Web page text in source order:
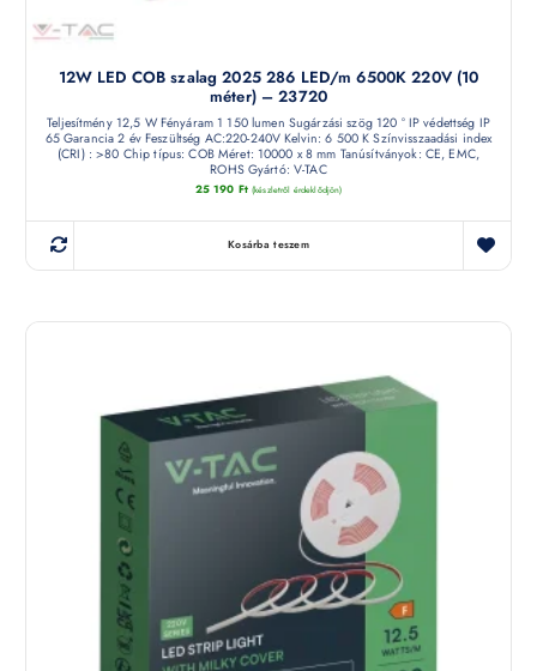
12W LED COB szalag 2025 286 LED/m 6500K 220V (10
méter) – 23720
Teljesítmény 12,5 W Fényáram 1 150 lumen Sugárzási szög 120 ° IP védettség IP
65 Garancia 2 év Feszültség AC:220-240V Kelvin: 6 500 K Színvisszaadási index
(CRI) : >80 Chip típus: COB Méret: 10000 x 8 mm Tanúsítványok: CE, EMC,
ROHS Gyártó: V-TAC
25 190 Ft (készletről érdeklődjön)
Kosárba teszem